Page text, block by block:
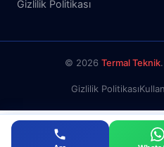
Gizlilik Politikası
© 2026 Termal Teknik
Gizlilik Politikası